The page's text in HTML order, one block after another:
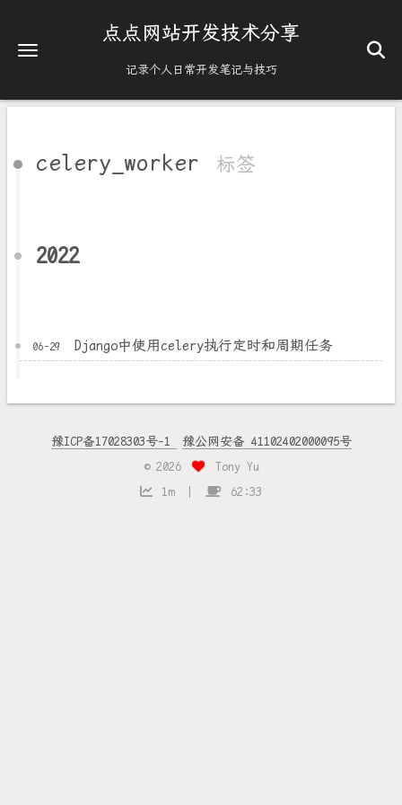
点点网站开发技术分享
记录个人日常开发笔记与技巧
celery_worker 标签
2022
06-29 Django中使用celery执行定时和周期任务
豫ICP备17028303号-1
豫公网安备 41102402000095号
© 2026
Tony Yu
1m
62:33